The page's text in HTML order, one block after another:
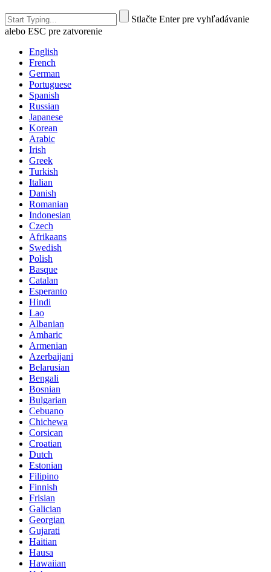
Stlačte Enter pre vyhľadávanie
alebo ESC pre zatvorenie
English
French
German
Portuguese
Spanish
Russian
Japanese
Korean
Arabic
Irish
Greek
Turkish
Italian
Danish
Romanian
Indonesian
Czech
Afrikaans
Swedish
Polish
Basque
Catalan
Esperanto
Hindi
Lao
Albanian
Amharic
Armenian
Azerbaijani
Belarusian
Bengali
Bosnian
Bulgarian
Cebuano
Chichewa
Corsican
Croatian
Dutch
Estonian
Filipino
Finnish
Frisian
Galician
Georgian
Gujarati
Haitian
Hausa
Hawaiian